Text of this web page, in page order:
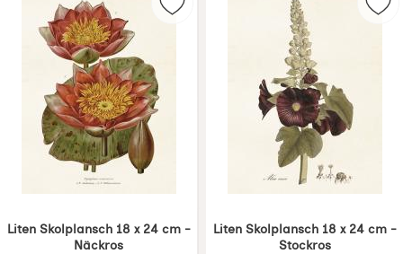
Liten Skolplansch 18 x 24 cm -
Näckros
Markera liten Skolplansch 18 x
Liten Skolplansch 18 x 24 cm -
Stockros